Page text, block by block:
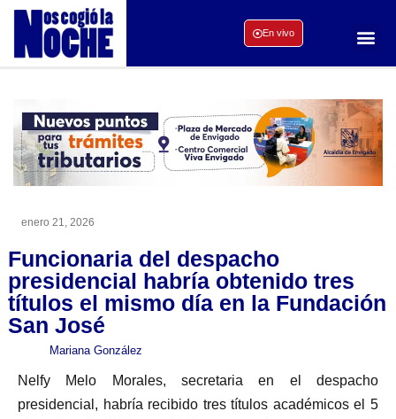
En vivo
enero 21, 2026
Funcionaria del despacho
presidencial habría obtenido tres
títulos el mismo día en la Fundación
San José
Mariana González
Nelfy Melo Morales, secretaria en el despacho
presidencial, habría recibido tres títulos académicos el 5